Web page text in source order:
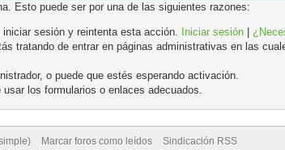
Esto puede ser por una de las siguientes razones:
sesión y reintenta esta acción. Iniciar sesión |
tratando de entrar en páginas administrativas en las
o puede que estés esperando activación.
los formularios o enlaces adecuados.
Marcar foros como leídos Sindicación RSS